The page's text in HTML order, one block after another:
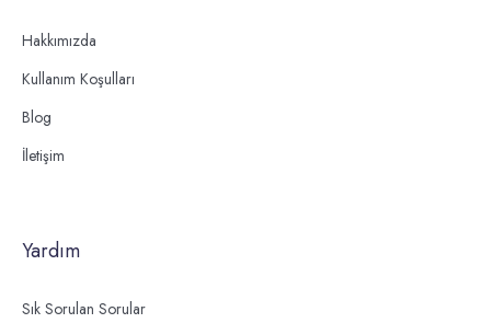
Hakkımızda
Kullanım Koşulları
Blog
İletişim
Yardım
Sık Sorulan Sorular